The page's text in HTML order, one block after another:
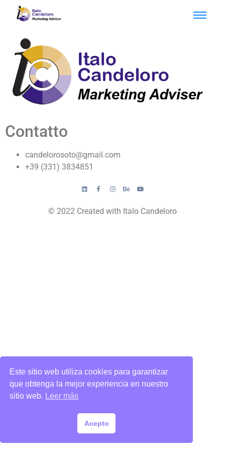
Contatto
candelorosoto@gmail.com
+39 (331) 3834851
© 2022 Created with Italo Candeloro
Este sitio web utiliza cookies para garantizar
que obtenga la mejor experiencia en nuestro
sitio web.
Leer más
Acepto